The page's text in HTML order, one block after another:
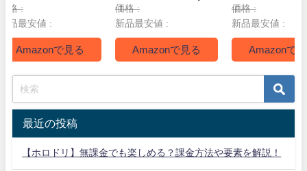
格 :
品最安値 :
Amazonで見る
ンラインコード版
価格 :
新品最安値 :
Amazonで見る
ンラインコー
価格 :
新品最安値 :
Amazonで
最近の投稿
【ホロドリ】無課金でも楽しめる？課金方法や要素を解説！